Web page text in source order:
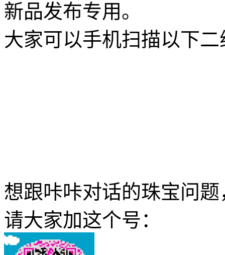
新品发布专用。
大家可以手机扫描以下
想跟咔咔对话的珠宝问题
请大家加这个号：